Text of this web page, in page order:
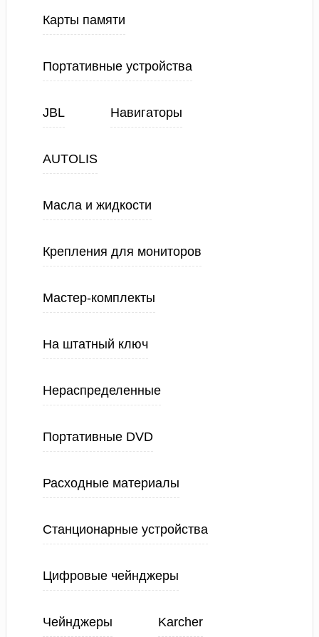
Карты памяти
Портативные устройства
JBL Навигаторы
AUTOLIS
Масла и жидкости
Крепления для мониторов
Мастер-комплекты
На штатный ключ
Нераспределенные
Портативные DVD
Расходные материалы
Станционарные устройства
Цифровые чейнджеры
Чейнджеры Karcher